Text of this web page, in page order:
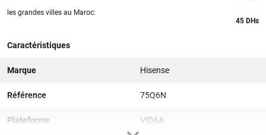
les grandes villes au Maroc:
45 DHs
Caractéristiques
Marque Hisense
Référence 75Q6N
Plateforme VIDAA